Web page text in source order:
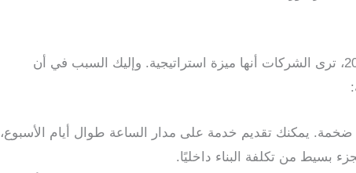
لم يعد الاستعانة بمصادر خارجية أداة فظة لخفض التكاليف. في عام 2026، ترى الشركات أنها ميزة استراتيجية. وإليك السبب في أن
يمكنك تقديم خدمة على مدار الساعة طوال أيام الأسبوع،
بسيط من تكلفة البناء داخليًا.